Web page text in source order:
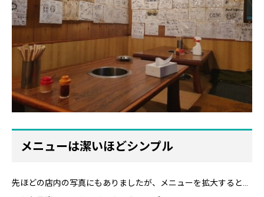
メニューは潔いほどシンプル
先ほどの店内の写真にもありましたが、メニューを拡大すると…